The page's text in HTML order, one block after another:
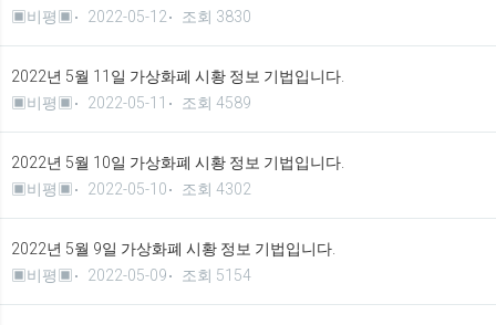
▣비평▣
2022-05-12 조회 3830
2022년 5월 11일 가상화폐 시황 정보 기법입니다.
▣비평▣
2022-05-11 조회 4589
2022년 5월 10일 가상화폐 시황 정보 기법입니다.
▣비평▣
2022-05-10 조회 4302
2022년 5월 9일 가상화폐 시황 정보 기법입니다.
▣비평▣
2022-05-09 조회 5154